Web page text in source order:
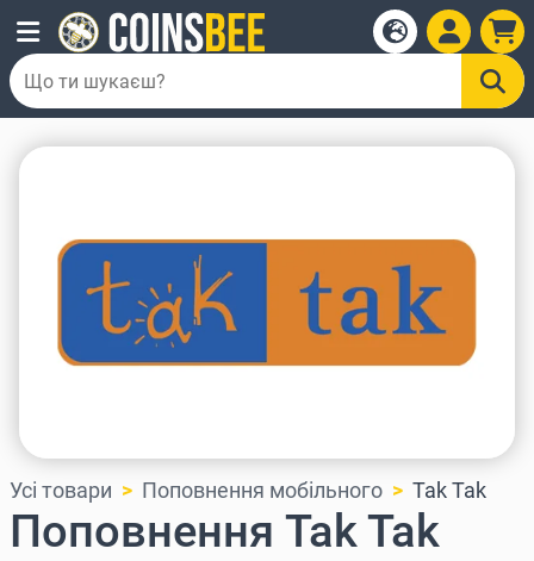
Усі товари Поповнення мобільного Tak Tak
Поповнення Tak Tak